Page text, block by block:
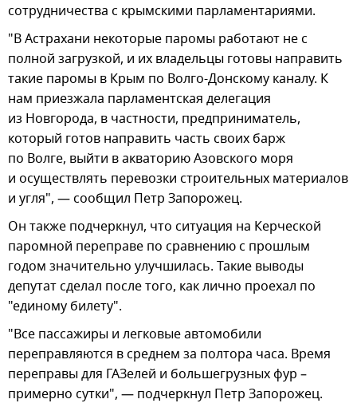
сотрудничества с крымскими парламентариями.
"В Астрахани некоторые паромы работают не с
полной загрузкой, и их владельцы готовы направить
такие паромы в Крым по Волго-Донскому каналу. К
нам приезжала парламентская делегация
из Новгорода, в частности, предприниматель,
который готов направить часть своих барж
по Волге, выйти в акваторию Азовского моря
и осуществлять перевозки строительных материалов
и угля", — сообщил Петр Запорожец.
Он также подчеркнул, что ситуация на Керческой
паромной переправе по сравнению с прошлым
годом значительно улучшилась. Такие выводы
депутат сделал после того, как лично проехал по
"единому билету".
"Все пассажиры и легковые автомобили
переправляются в среднем за полтора часа. Время
переправы для ГАЗелей и большегрузных фур –
примерно сутки", — подчеркнул Петр Запорожец.